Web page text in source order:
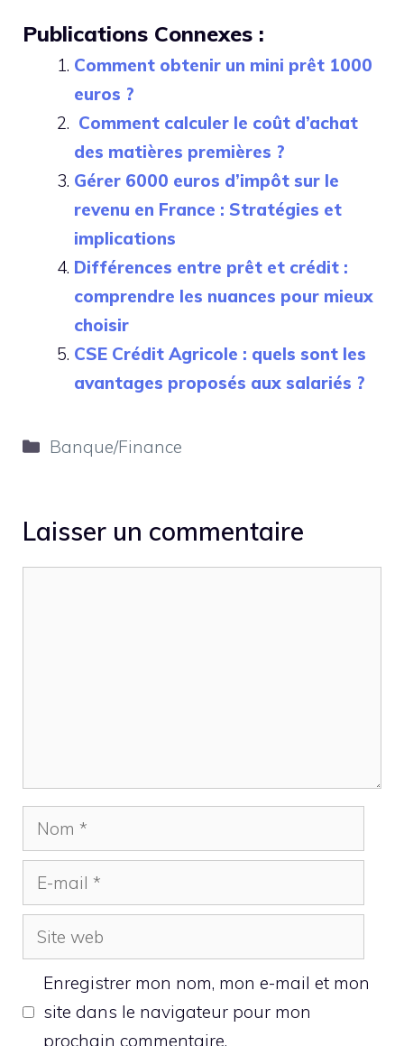
Publications Connexes :
Comment obtenir un mini prêt 1000
euros ?
Comment calculer le coût d’achat
des matières premières ?
Gérer 6000 euros d’impôt sur le
revenu en France : Stratégies et
implications
Différences entre prêt et crédit :
comprendre les nuances pour mieux
choisir
CSE Crédit Agricole : quels sont les
avantages proposés aux salariés ?
Catégories
Banque/Finance
Laisser un commentaire
Nom
mail
Site
web
Enregistrer mon nom, mon e-mail et mon
site dans le navigateur pour mon
prochain commentaire.